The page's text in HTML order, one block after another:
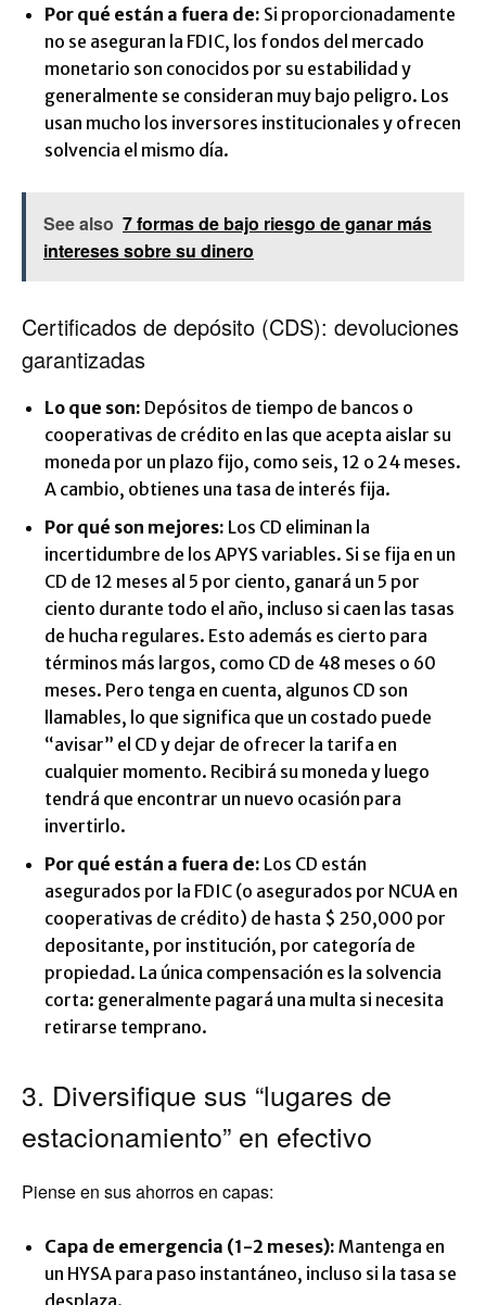
Por qué están a fuera de: Si proporcionadamente
no se aseguran la FDIC, los fondos del mercado
monetario son conocidos por su estabilidad y
generalmente se consideran muy bajo peligro. Los
usan mucho los inversores institucionales y ofrecen
solvencia el mismo día.
See also 7 formas de bajo riesgo de ganar más
intereses sobre su dinero
Certificados de depósito (CDS): devoluciones
garantizadas
Lo que son: Depósitos de tiempo de bancos o
cooperativas de crédito en las que acepta aislar su
moneda por un plazo fijo, como seis, 12 o 24 meses.
A cambio, obtienes una tasa de interés fija.
Por qué son mejores: Los CD eliminan la
incertidumbre de los APYS variables. Si se fija en un
CD de 12 meses al 5 por ciento, ganará un 5 por
ciento durante todo el año, incluso si caen las tasas
de hucha regulares. Esto además es cierto para
términos más largos, como CD de 48 meses o 60
meses. Pero tenga en cuenta, algunos CD son
llamables, lo que significa que un costado puede
“avisar” el CD y dejar de ofrecer la tarifa en
cualquier momento. Recibirá su moneda y luego
tendrá que encontrar un nuevo ocasión para
invertirlo.
Por qué están a fuera de: Los CD están
asegurados por la FDIC (o asegurados por NCUA en
cooperativas de crédito) de hasta $ 250,000 por
depositante, por institución, por categoría de
propiedad. La única compensación es la solvencia
corta: generalmente pagará una multa si necesita
retirarse temprano.
3. Diversifique sus “lugares de
estacionamiento” en efectivo
Piense en sus ahorros en capas:
Capa de emergencia (1-2 meses): Mantenga en
un HYSA para paso instantáneo, incluso si la tasa se